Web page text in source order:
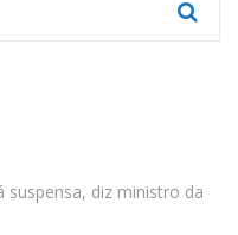
diz ministro da